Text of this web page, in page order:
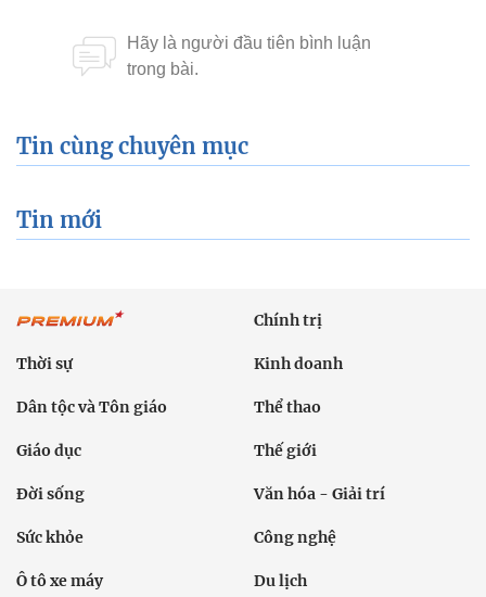
Tin cùng chuyên mục
Tin mới
Chính trị
Thời sự Kinh doanh
Dân tộc và Tôn giáo Thể thao
Giáo dục Thế giới
Đời sống Văn hóa - Giải trí
Sức khỏe Công nghệ
Ô tô xe máy Du lịch